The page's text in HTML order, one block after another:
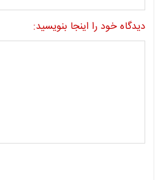
دیدگاه خود را اینجا بنویسید: